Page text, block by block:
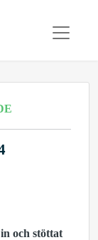
och stöttat